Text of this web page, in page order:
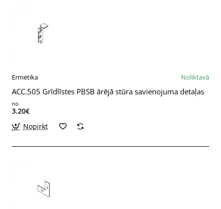
Ermetika Noliktavā
ACC.505 Grīdlīstes PBSB ārējā stūra savienojuma detaļas
no
3.20€
Nopirkt